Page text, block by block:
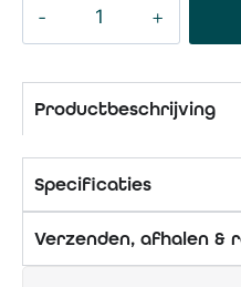
Productbeschrijving
Specificaties
Verzenden, afhalen &